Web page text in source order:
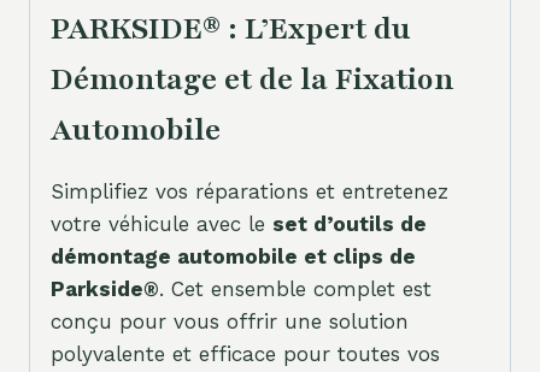
PARKSIDE® : L’Expert du
Démontage et de la Fixation
Automobile
Simplifiez vos réparations et entretenez
votre véhicule avec le set d’outils de
démontage automobile et clips de
Parkside®. Cet ensemble complet est
conçu pour vous offrir une solution
polyvalente et efficace pour toutes vos